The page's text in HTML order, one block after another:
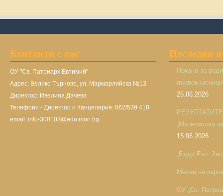
Контакти с нас
ОУ "Св. Патриарх Евтимий"
Адрес: Велико Търново, ул. Мармарлийска №13
Директор: Ивелина Дачева
Телефони - Директор и Канцелария: 062/539 410
email: info-300103@edu.mon.bg
Последни
Покана за
25.06.2026
РЕЗУЛТАТИТЕ
„Математика
15.06.2026
„Бъди Еко.
Месец на
ОУ „Св.